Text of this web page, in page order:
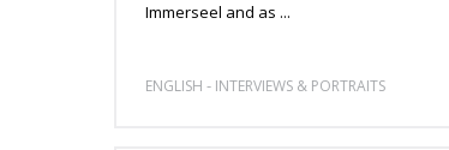
Immerseel and as ...
ENGLISH - INTERVIEWS & PORTRAITS